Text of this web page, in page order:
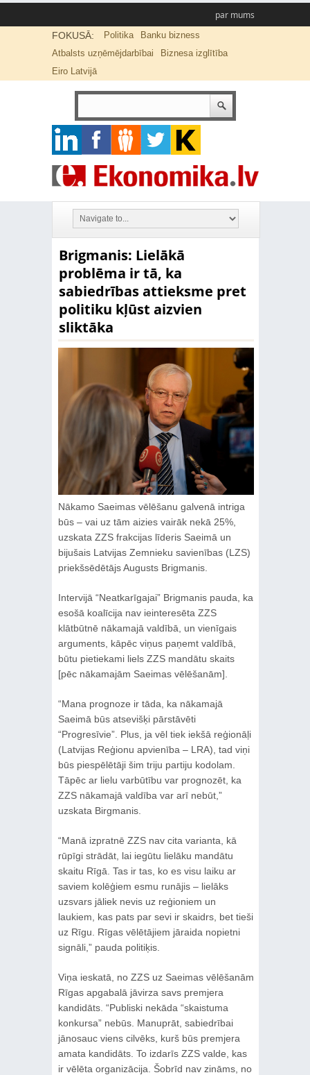
par mums
FOKUSĀ: Politika
Banku bizness
Atbalsts uzņēmējdarbībai
Biznesa izglītība
Eiro Latvijā
Brigmanis: Lielākā
problēma ir tā, ka
sabiedrības attieksme pret
politiku kļūst aizvien
sliktāka
Nākamo Saeimas vēlēšanu galvenā intriga
būs – vai uz tām aizies vairāk nekā 25%,
uzskata ZZS frakcijas līderis Saeimā un
bijušais Latvijas Zemnieku savienības (LZS)
priekšsēdētājs Augusts Brigmanis.
Intervijā “Neatkarīgajai” Brigmanis pauda, ka
esošā koalīcija nav ieinteresēta ZZS
klātbūtnē nākamajā valdībā, un vienīgais
arguments, kāpēc viņus paņemt valdībā,
būtu pietiekami liels ZZS mandātu skaits
[pēc nākamajām Saeimas vēlēšanām].
“Mana prognoze ir tāda, ka nākamajā
Saeimā būs atsevišķi pārstāvēti
“Progresīvie”. Plus, ja vēl tiek iekšā reģionāļi
(Latvijas Reģionu apvienība – LRA), tad viņi
būs piespēlētāji šim triju partiju kodolam.
Tāpēc ar lielu varbūtību var prognozēt, ka
ZZS nākamajā valdība var arī nebūt,”
uzskata Birgmanis.
“Manā izpratnē ZZS nav cita varianta, kā
rūpīgi strādāt, lai iegūtu lielāku mandātu
skaitu Rīgā. Tas ir tas, ko es visu laiku ar
saviem kolēģiem esmu runājis – lielāks
uzsvars jāliek nevis uz reģioniem un
laukiem, kas pats par sevi ir skaidrs, bet tieši
uz Rīgu. Rīgas vēlētājiem jāraida nopietni
signāli,” pauda politiķis.
Viņa ieskatā, no ZZS uz Saeimas vēlēšanām
Rīgas apgabalā jāvirza savs premjera
kandidāts. “Publiski nekāda “skaistuma
konkursa” nebūs. Manuprāt, sabiedrībai
jānosauc viens cilvēks, kurš būs premjera
amata kandidāts. To izdarīs ZZS valde, kas
ir vēlēta organizācija. Šobrīd nav zināms, no